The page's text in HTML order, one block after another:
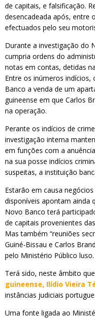
de capitais, e falsificação.
desencadeada após, entre
efectuados pelo seu
Durante a investigação do
cumpria ordens do
notas em contas, detidas
Entre os inúmeros
Banco a venda de um
guineense em que Carlos
na operação.
Perante os indícios de
investigação interna
em funções com a
na sua posse indícios
suspeitas, a instituição
Estarão em causa
disponíveis apontam ainda
Novo Banco terá
de capitais provenientes
Mas também “reuniões
Guiné-Bissau e Carlos
pelo Ministério Público luso.
Terá sido, neste âmbito
guineense, Ilídio Vieira
instâncias judiciais
Uma fonte ligada ao